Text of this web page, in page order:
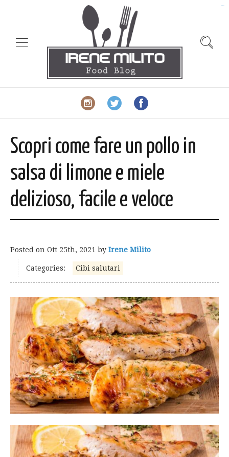
Scopri come fare un pollo in
salsa di limone e miele
delizioso, facile e veloce
Posted on Ott 25th, 2021 by Irene Milito
Categories: Cibi salutari